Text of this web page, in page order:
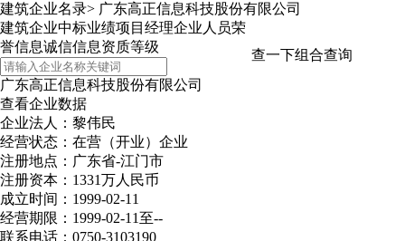
建筑企业名录> 广东高正信息科技股份有限公司
建筑企业中标业绩项目经理企业人员荣
誉信息诚信信息资质等级 查一下组合查询
广东高正信息科技股份有限公司
查看企业数据
企业法人：黎伟民
经营状态：在营（开业）企业
注册地点：广东省-江门市
注册资本：1331万人民币
成立时间：1999-02-11
经营期限：1999-02-11至--
联系电话：0750-3103190